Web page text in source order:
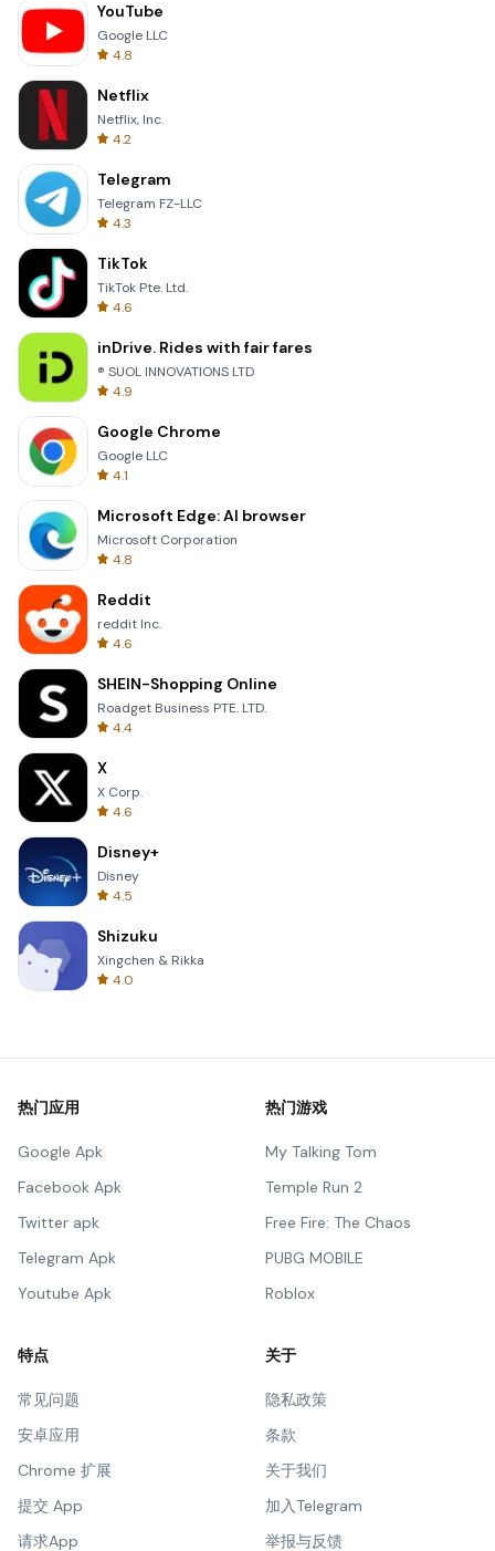
YouTube
Google LLC
4.8
Netflix
Netflix, Inc.
4.2
Telegram
Telegram FZ-LLC
4.3
TikTok
TikTok Pte. Ltd.
4.6
inDrive. Rides with fair fares
® SUOL INNOVATIONS LTD
4.9
Google Chrome
Google LLC
4.1
Microsoft Edge: AI browser
Microsoft Corporation
4.8
Reddit
reddit Inc.
4.6
SHEIN-Shopping Online
Roadget Business PTE. LTD.
4.4
X
X Corp.
4.6
Disney+
Disney
4.5
Shizuku
Xingchen & Rikka
4.0
热门应用
Google Apk
Facebook Apk
Twitter apk
Telegram Apk
Youtube Apk
热门游戏
My Talking Tom
Temple Run 2
Free Fire: The Chaos
PUBG MOBILE
Roblox
特点
常见问题
安卓应用
Chrome 扩展
提交 App
请求App
关于
隐私政策
条款
关于我们
加入Telegram
举报与反馈